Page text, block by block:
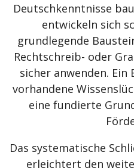
Deutschkenntnisse
entwickeln sich
grundlegende
Rechtschreib- oder
sicher anwenden.
vorhandene
eine fundierte
Das systematische
erleichtert den